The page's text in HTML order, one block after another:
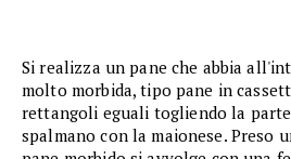
Si realizza un pane che abbia
molto morbida, tipo pane in
rettangoli eguali togliendo la
spalmano con la maionese. Preso